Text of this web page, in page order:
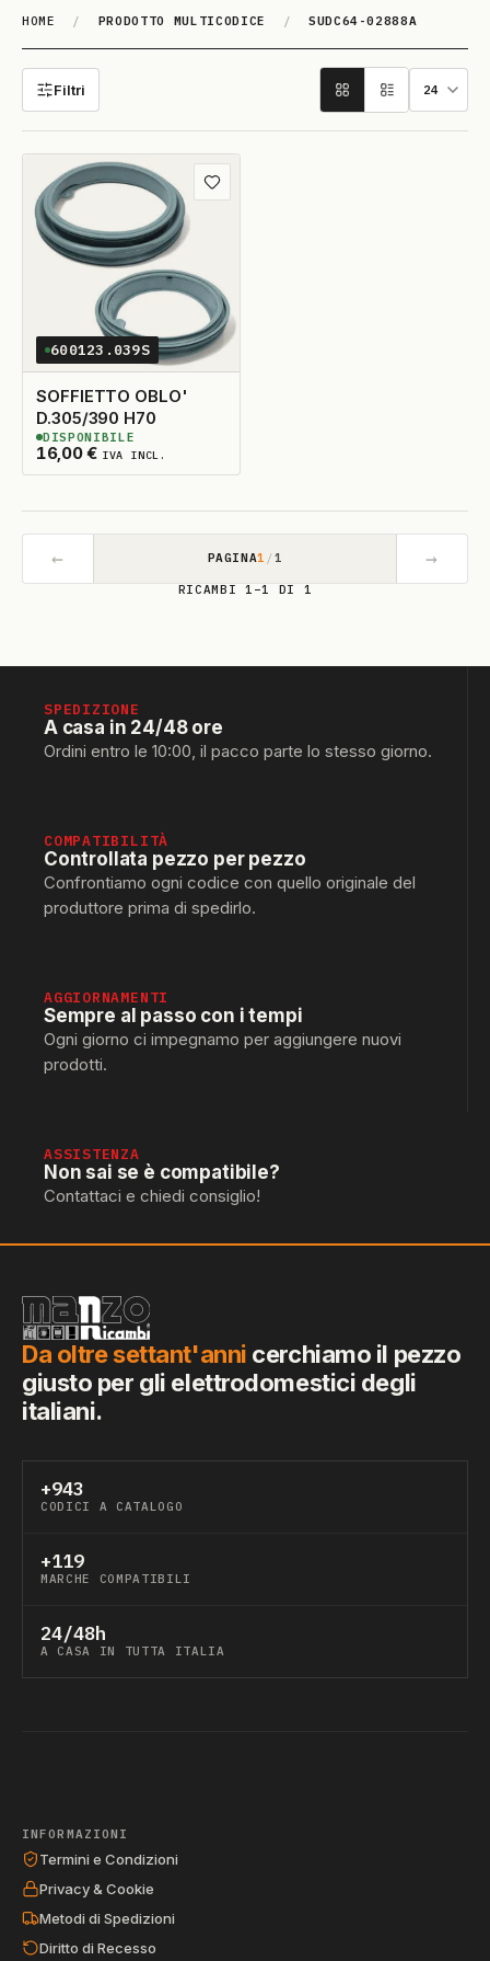
HOME / PRODOTTO MULTICODICE / SUDC64-02888A
SUDC64-02888A
Filtri
Aggiungi ai preferiti
600123.039S
SOFFIETTO OBLO'
D.305/390 H70
16,00€ IVA INCL.
5DISPONIBILI
DISPONIBILE
← PAGINA1 /1 →
RICAMBI 1–1 DI 1
SPEDIZIONE
A casa in 24/48 ore
Ordini entro le 10:00, il pacco parte lo stesso giorno.
COMPATIBILITÀ
Controllata pezzo per pezzo
Confrontiamo ogni codice con quello originale del
produttore prima di spedirlo.
AGGIORNAMENTI
Sempre al passo con i tempi
Ogni giorno ci impegnamo per aggiungere nuovi
prodotti.
ASSISTENZA
Non sai se è compatibile?
Contattaci e chiedi consiglio!
Da oltre settant'anni cerchiamo il pezzo
giusto per gli elettrodomestici degli
italiani.
+943
CODICI A CATALOGO
+119
MARCHE COMPATIBILI
24/48h
A CASA IN TUTTA ITALIA
INFORMAZIONI
Termini e Condizioni
Privacy & Cookie
Metodi di Spedizioni
Diritto di Recesso